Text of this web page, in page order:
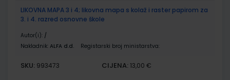
LIKOVNA MAPA 3 i 4; likovna mapa s kolaž i raster papirom za
3. i 4. razred osnovne škole
Autor(i): /
Nakladnik: ALFA d.d. Registarski broj ministarstva:
SKU: 993473 CIJENA: 13,00 €